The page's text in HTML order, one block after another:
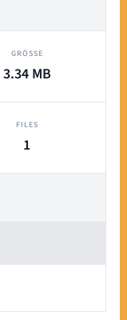
GRÖSSE
3.34 MB
FILES
1